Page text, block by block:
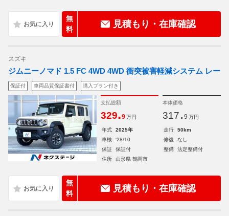
無
料
見積もり・在庫確認
スズキ
ジムニーノマド 1.5 FC 4WD 4WD 衝突被害軽減システム レー
保証付 車両品質保証書付 購入プラン付き
支払総額
329.9 万円
本体価格
317. 9 万円
年式 2025年 走行
50km
車検
'28/10 修復
なし
保証
保証付 整備
法定整備付
住所
山形県 鶴岡市
無
料
見積もり・在庫確認